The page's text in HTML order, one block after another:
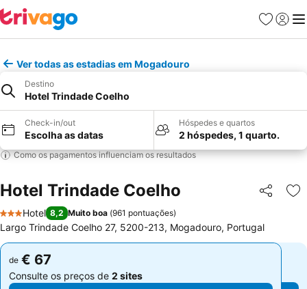
Favoritos
Iniciar
Ver todas as estadias em Mogadouro
Destino
Hotel Trindade Coelho
Check-in/out
Escolha as datas
Hóspedes e quartos
2 hóspedes, 1 quarto.
Como os pagamentos influenciam os resultados
Hotel Trindade Coelho Partilhar
3 Estrelas
Hotel 8,2 Muito boa (961 pontuações)
Largo Trindade Coelho 27, 5200-213, Mogadouro, Portugal
de € 67
Consulte os preços de 2 sites
de € 67
Consulte os preços de 2 sites